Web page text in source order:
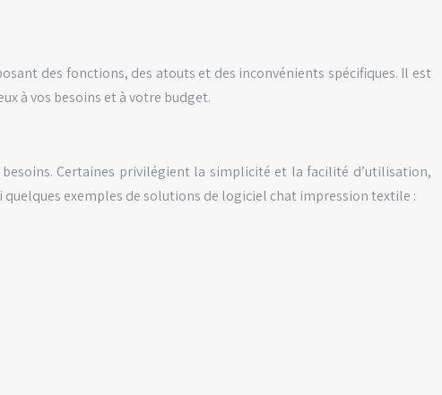
des fonctions, des atouts et des inconvénients spécifiques. Il est
à vos besoins et à votre budget.
Certaines privilégient la simplicité et la facilité d’utilisation,
exemples de solutions de logiciel chat impression textile :